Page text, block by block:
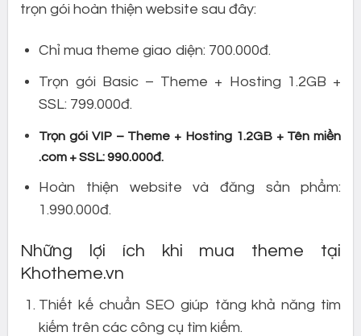
trọn gói hoàn thiện website sau đây:
Chỉ mua theme giao diện: 700.000đ.
Trọn gói Basic – Theme + Hosting 1.2GB +
SSL: 799.000đ.
Trọn gói VIP – Theme + Hosting 1.2GB + Tên miền
.com + SSL: 990.000đ.
Hoàn thiện website và đăng sản phẩm:
1.990.000đ.
Những lợi ích khi mua theme tại
Khotheme.vn
Thiết kế chuẩn SEO giúp tăng khả năng tìm
kiếm trên các công cụ tìm kiếm.